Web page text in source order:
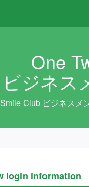
One
ビジネス
Club ビジネスメ
login information